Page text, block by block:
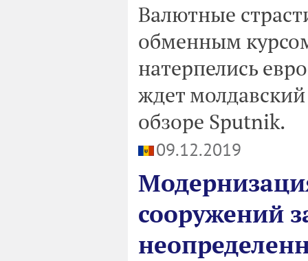
Валютные
обменным
натерпелись
ждет
обзоре Sputnik.
09.12.2019
сооружений